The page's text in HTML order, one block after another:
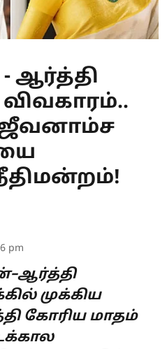
ஆர்த்தி
ஜீவனாம்ச
pm
முக்கிய
கோரிய மாதம்